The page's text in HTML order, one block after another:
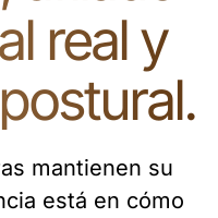
real y
mantienen su
está en cómo